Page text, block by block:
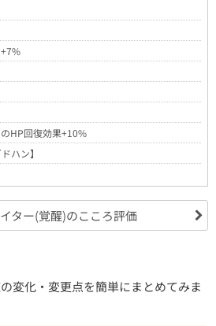
HP回復効果+10%
ハン】
ター(覚醒)のこころ評価
変化・変更点を簡単にまとめてみま